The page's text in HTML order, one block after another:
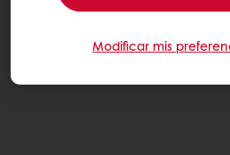
Modificar mis